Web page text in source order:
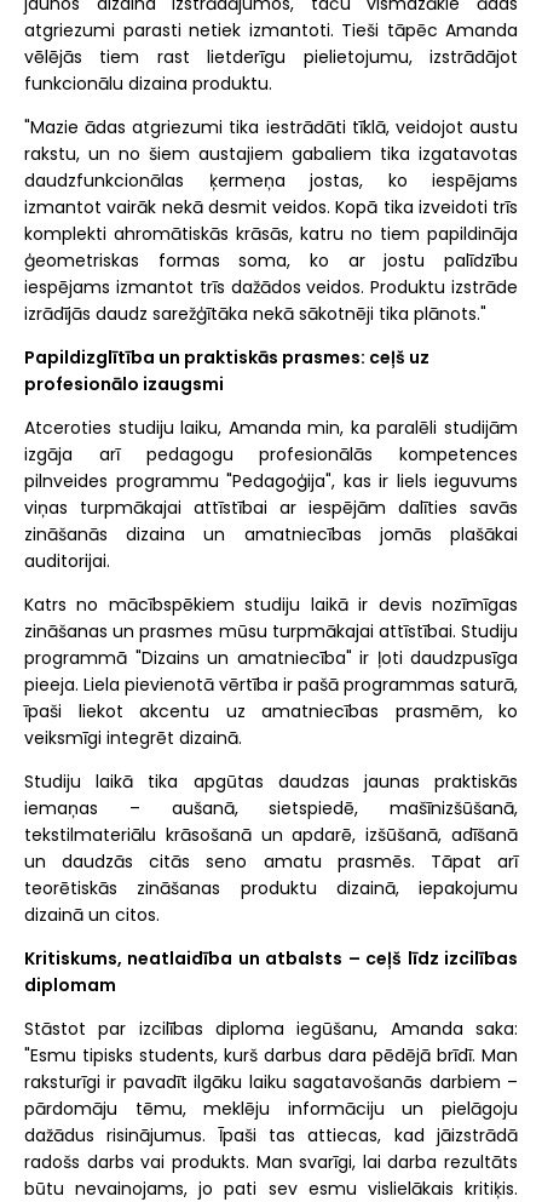
atgriezumi parasti netiek izmantoti. Tieši tāpēc Amanda
vēlējās tiem rast lietderīgu pielietojumu, izstrādājot
funkcionālu dizaina produktu.
"Mazie ādas atgriezumi tika iestrādāti tīklā, veidojot austu
rakstu, un no šiem austajiem gabaliem tika izgatavotas
daudzfunkcionālas ķermeņa jostas, ko iespējams
izmantot vairāk nekā desmit veidos. Kopā tika izveidoti trīs
komplekti ahromātiskās krāsās, katru no tiem papildināja
ģeometriskas formas soma, ko ar jostu palīdzību
iespējams izmantot trīs dažādos veidos. Produktu izstrāde
izrādījās daudz sarežģītāka nekā sākotnēji tika plānots."
Papildizglītība un praktiskās prasmes: ceļš uz
profesionālo izaugsmi
Atceroties studiju laiku, Amanda min, ka paralēli studijām
izgāja arī pedagogu profesionālās kompetences
pilnveides programmu "Pedagoģija", kas ir liels ieguvums
viņas turpmākajai attīstībai ar iespējām dalīties savās
zināšanās dizaina un amatniecības jomās plašākai
auditorijai.
Katrs no mācībspēkiem studiju laikā ir devis nozīmīgas
zināšanas un prasmes mūsu turpmākajai attīstībai. Studiju
programmā "Dizains un amatniecība" ir ļoti daudzpusīga
pieeja. Liela pievienotā vērtība ir pašā programmas saturā,
īpaši liekot akcentu uz amatniecības prasmēm, ko
veiksmīgi integrēt dizainā.
Studiju laikā tika apgūtas daudzas jaunas praktiskās
iemaņas – aušanā, sietspiedē, mašīnizšūšanā,
tekstilmateriālu krāsošanā un apdarē, izšūšanā, adīšanā
un daudzās citās seno amatu prasmēs. Tāpat arī
teorētiskās zināšanas produktu dizainā, iepakojumu
dizainā un citos.
Kritiskums, neatlaidība un atbalsts – ceļš līdz izcilības
diplomam
Stāstot par izcilības diploma iegūšanu, Amanda saka:
"Esmu tipisks students, kurš darbus dara pēdējā brīdī. Man
raksturīgi ir pavadīt ilgāku laiku sagatavošanās darbiem –
pārdomāju tēmu, meklēju informāciju un pielāgoju
dažādus risinājumus. Īpaši tas attiecas, kad jāizstrādā
radošs darbs vai produkts. Man svarīgi, lai darba rezultāts
būtu nevainojams, jo pati sev esmu vislielākais kritiķis.